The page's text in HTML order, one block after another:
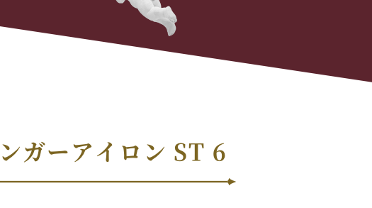
ガーアイロン ST 6